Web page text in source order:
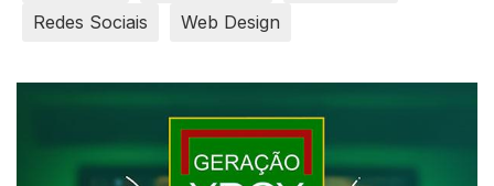
Redes Sociais
Web Design